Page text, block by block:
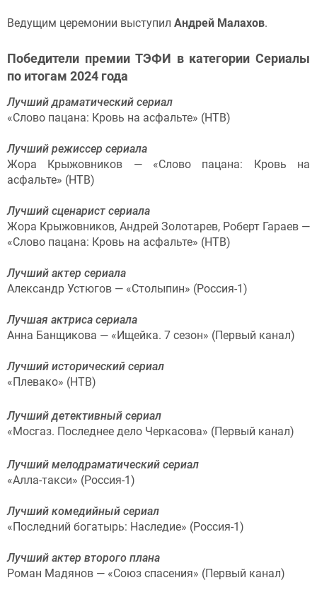
Ведущим церемонии выступил Андрей Малахов.
Победители премии ТЭФИ в категории Сериалы
по итогам 2024 года
Лучший драматический сериал
«Слово пацана: Кровь на асфальте» (НТВ)
Лучший режиссер сериала
Жора Крыжовников — «Слово пацана: Кровь на
асфальте» (НТВ)
Лучший сценарист сериала
Жора Крыжовников, Андрей Золотарев, Роберт Гараев —
«Слово пацана: Кровь на асфальте» (НТВ)
Лучший актер сериала
Александр Устюгов — «Столыпин» (Россия-1)
Лучшая актриса сериала
Анна Банщикова — «Ищейка. 7 сезон» (Первый канал)
Лучший исторический сериал
«Плевако» (НТВ)
Лучший детективный сериал
«Мосгаз. Последнее дело Черкасова» (Первый канал)
Лучший мелодраматический сериал
«Алла-такси» (Россия-1)
Лучший комедийный сериал
«Последний богатырь: Наследие» (Россия-1)
Лучший актер второго плана
Роман Мадянов — «Союз спасения» (Первый канал)